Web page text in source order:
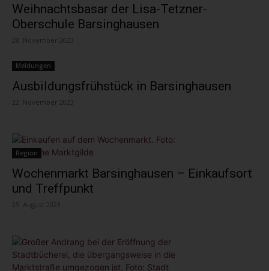
Weihnachtsbasar der Lisa-Tetzner-
Oberschule Barsinghausen
28. November 2023
Meldungen
Ausbildungsfrühstück in Barsinghausen
22. November 2023
Region
Wochenmarkt Barsinghausen – Einkaufsort
und Treffpunkt
25. August 2023